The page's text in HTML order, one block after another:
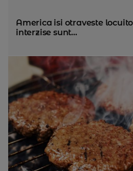
America isi otraveste
interzise sunt...